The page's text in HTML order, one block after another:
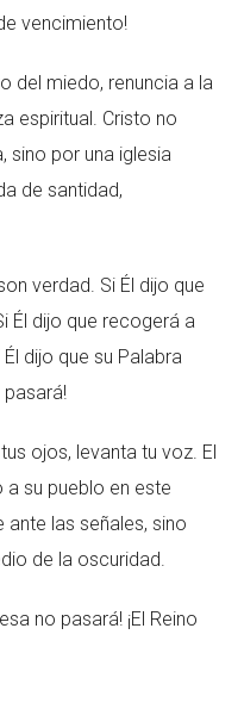
vencimiento!
del miedo, renuncia a la
espiritual. Cristo no
sino por una iglesia
de santidad,
verdad. Si Él dijo que
Él dijo que recogerá a
dijo que su Palabra
pasará!
ojos, levanta tu voz. El
a su pueblo en este
las señales, sino
de la oscuridad.
no pasará! ¡El Reino